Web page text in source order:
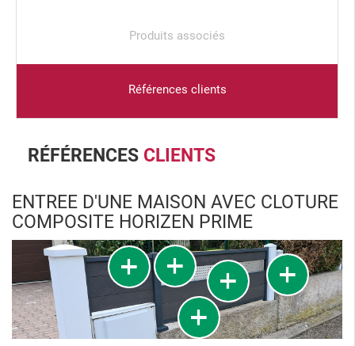
Produits associés
Références clients
RÉFÉRENCES CLIENTS
ENTREE D'UNE MAISON AVEC CLOTURE
COMPOSITE HORIZEN PRIME